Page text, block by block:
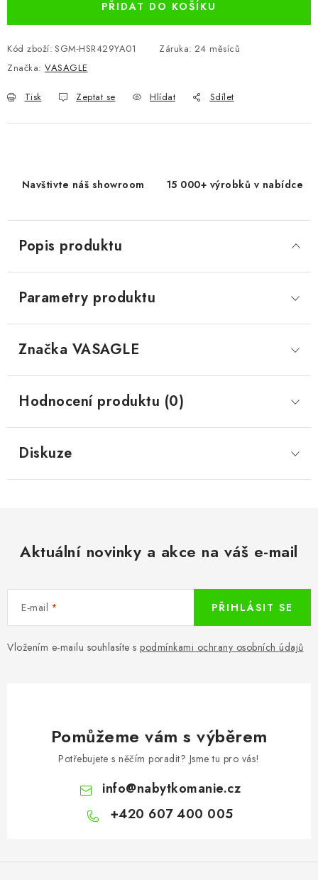
PŘIDAT DO KOŠÍKU
Kód zboží: SGM-HSR429YA01 Záruka: 24 měsíců
Značka: VASAGLE
Tisk Zeptat se Hlídat Sdílet
Navštivte náš showroom 15 000+ výrobků v nabídce
Popis produktu
Parametry produktu
Značka VASAGLE
Hodnocení produktu (0)
Diskuze
Aktuální novinky a akce na váš e-mail
E-mail
Vložením e-mailu souhlasíte s podmínkami ochrany osobních údajů
PŘIHLÁSIT SE
Pomůžeme vám s výběrem
Potřebujete s něčím poradit? Jsme tu pro vás!
info@nabytkomanie.cz
+420 607 400 005